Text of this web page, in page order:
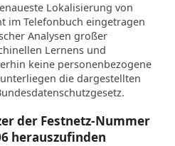
Lokalisierung von
im Telefonbuch eingetragen
Analysen großer
Lernens und
keine personenbezogene
die dargestellten
der Festnetz-Nummer
herauszufinden